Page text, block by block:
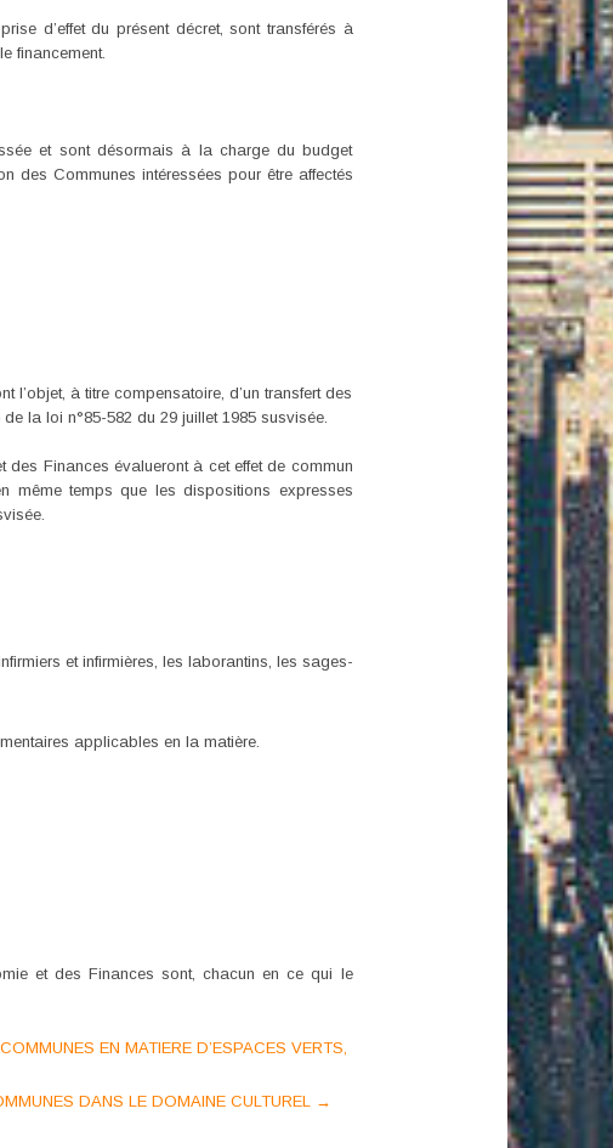
d’effet du présent décret, sont transférés à
financement.
et sont désormais à la charge du budget
des Communes intéressées pour être affectés
l’objet, à titre compensatoire, d’un transfert des
la loi n°85-582 du 29 juillet 1985 susvisée.
des Finances évalueront à cet effet de commun
même temps que les dispositions expresses
et infirmières, les laborantins, les sages-
applicables en la matière.
et des Finances sont, chacun en ce qui le
EN MATIERE D’ESPACES VERTS,
DANS LE DOMAINE CULTUREL
→